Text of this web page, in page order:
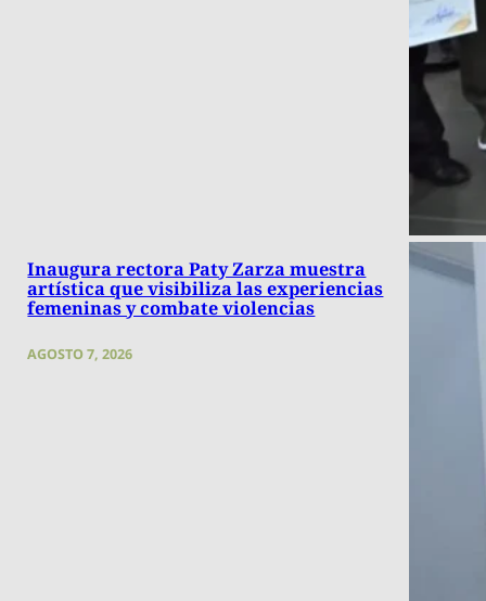
Inaugura rectora Paty Zarza muestra
artística que visibiliza las experiencias
femeninas y combate violencias
AGOSTO 7, 2026